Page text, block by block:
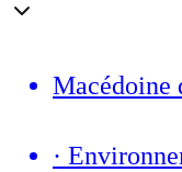
Macédoine
·